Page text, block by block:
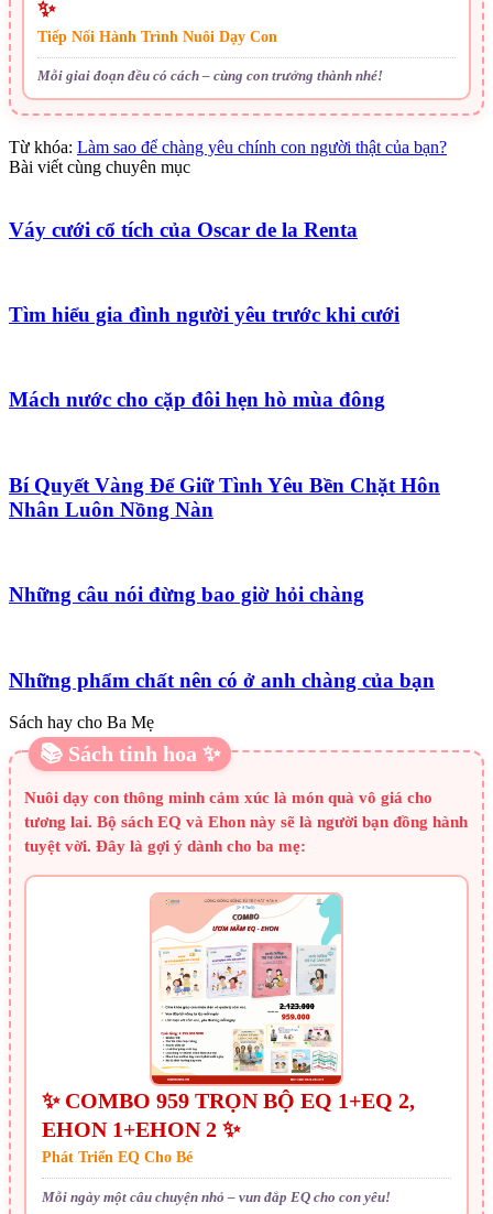
✨
Tiếp Nối Hành Trình Nuôi Dạy Con
Mỗi giai đoạn đều có cách – cùng con trưởng thành nhé!
Từ khóa: Làm sao để chàng yêu chính con người thật của bạn?
Bài viết cùng chuyên mục
Váy cưới cổ tích của Oscar de la Renta
Tìm hiểu gia đình người yêu trước khi cưới
Mách nước cho cặp đôi hẹn hò mùa đông
Bí Quyết Vàng Để Giữ Tình Yêu Bền Chặt Hôn
Nhân Luôn Nồng Nàn
Những câu nói đừng bao giờ hỏi chàng
Những phẩm chất nên có ở anh chàng của bạn
Sách hay cho Ba Mẹ
📚 Sách tinh hoa ✨
Nuôi dạy con thông minh cảm xúc là món quà vô giá cho
tương lai. Bộ sách EQ và Ehon này sẽ là người bạn đồng hành
tuyệt vời. Đây là gợi ý dành cho ba mẹ:
✨ COMBO 959 TRỌN BỘ EQ 1+EQ 2,
EHON 1+EHON 2 ✨
Phát Triển EQ Cho Bé
Mỗi ngày một câu chuyện nhỏ – vun đắp EQ cho con yêu!